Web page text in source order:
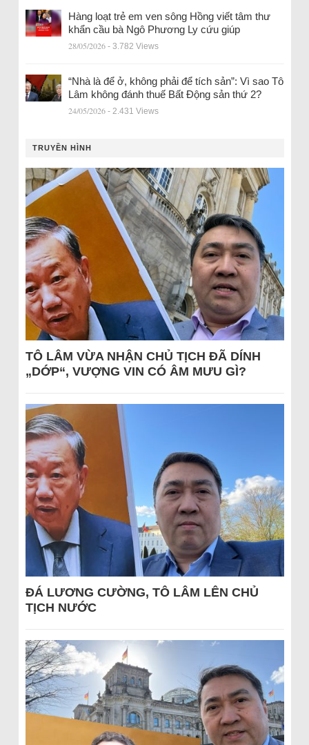
Hàng loạt trẻ em ven sông Hồng viết tâm thư
khẩn cầu bà Ngô Phương Ly cứu giúp
28/05/2026 - 3.782 Views
“Nhà là để ở, không phải để tích sản”: Vì sao Tô
Lâm không đánh thuế Bất Động sản thứ 2?
24/05/2026 - 2.431 Views
TRUYỀN HÌNH
TÔ LÂM VỪA NHẬN CHỦ TỊCH ĐÃ DÍNH
„DỚP“, VƯỢNG VIN CÓ ÂM MƯU GÌ?
ĐÁ LƯƠNG CƯỜNG, TÔ LÂM LÊN CHỦ
TỊCH NƯỚC